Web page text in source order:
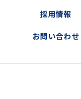
採用情報
お問い合わせ